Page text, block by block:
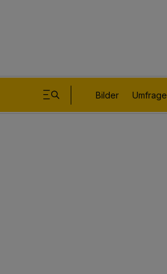
Bilder Umfrage